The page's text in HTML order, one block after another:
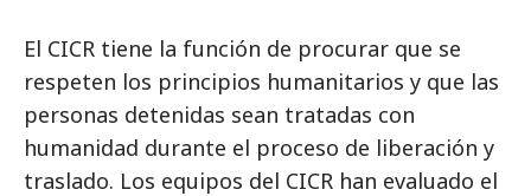
El CICR tiene la función de procurar que se
respeten los principios humanitarios y que las
personas detenidas sean tratadas con
humanidad durante el proceso de liberación y
traslado. Los equipos del CICR han evaluado el